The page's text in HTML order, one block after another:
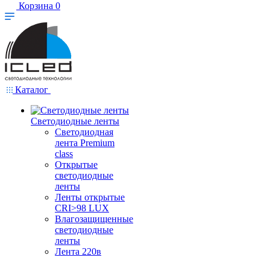
Корзина 0
Каталог
Светодиодные ленты
Светодиодная
лента Premium
class
Открытые
светодиодные
ленты
Ленты открытые
CRI>98 LUX
Влагозащищенные
светодиодные
ленты
Лента 220в